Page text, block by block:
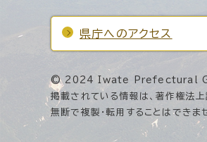
県庁へのアクセス
© 2024 Iwate Prefectural
掲載されている情報は、著作権法上
無断で複製・転用することはできま